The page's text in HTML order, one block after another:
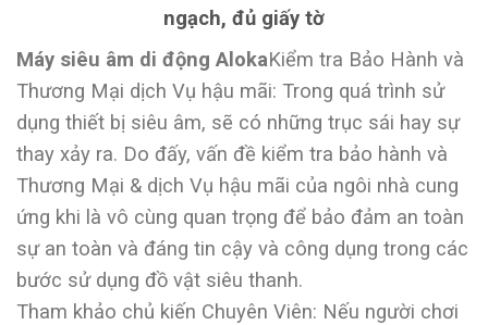
ngạch, đủ giấy tờ
Máy siêu âm di động AlokaKiểm tra Bảo Hành và
Thương Mại dịch Vụ hậu mãi: Trong quá trình sử
dụng thiết bị siêu âm, sẽ có những trục sái hay sự
thay xảy ra. Do đấy, vấn đề kiểm tra bảo hành và
Thương Mại & dịch Vụ hậu mãi của ngôi nhà cung
ứng khi là vô cùng quan trọng để bảo đảm an toàn
sự an toàn và đáng tin cậy và công dụng trong các
bước sử dụng đồ vật siêu thanh.
Tham khảo chủ kiến Chuyên Viên: Nếu người chơi